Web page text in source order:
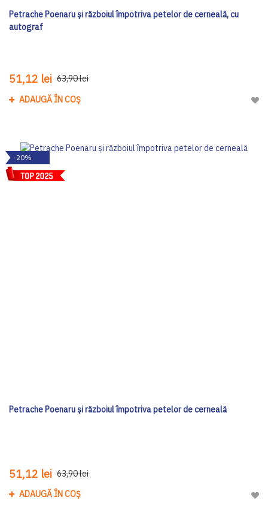
Petrache Poenaru și războiul împotriva petelor de cerneală, cu
autograf
51,12 lei 63,90 lei
ADAUGĂ ÎN COȘ
-20%
Petrache Poenaru și războiul împotriva petelor de cerneală
51,12 lei 63,90 lei
ADAUGĂ ÎN COȘ